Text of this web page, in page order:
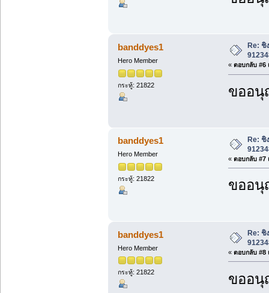
banddyes1
Hero Member
กระทู้: 21822
Re: ชิ
« ตอบกลับ #6
ขออนุ
banddyes1
Hero Member
กระทู้: 21822
Re: ชิ
« ตอบกลับ #7
ขออนุ
banddyes1
Hero Member
กระทู้: 21822
Re: ชิ
« ตอบกลับ #8
ขออนุ